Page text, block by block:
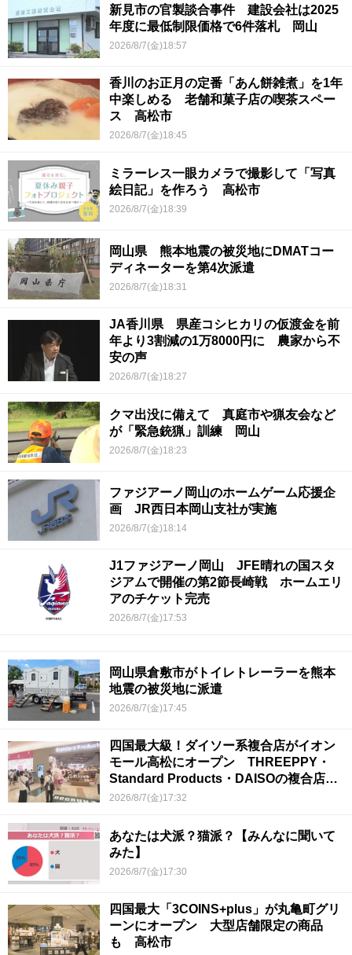
新見市の官製談合事件 建設会社は2025
年度に最低制限価格で6件落札 岡山
2026/8/7(金)18:57
香川のお正月の定番「あん餅雑煮」を1年
中楽しめる 老舗和菓子店の喫茶スペー
ス 高松市
2026/8/7(金)18:45
ミラーレス一眼カメラで撮影して「写真
絵日記」を作ろう 高松市
2026/8/7(金)18:39
岡山県 熊本地震の被災地にDMATコー
ディネーターを第4次派遣
2026/8/7(金)18:31
JA香川県 県産コシヒカリの仮渡金を前
年より3割減の1万8000円に 農家から不
安の声
2026/8/7(金)18:27
クマ出没に備えて 真庭市や猟友会など
が「緊急銃猟」訓練 岡山
2026/8/7(金)18:23
ファジアーノ岡山のホームゲーム応援企
画 JR西日本岡山支社が実施
2026/8/7(金)18:14
J1ファジアーノ岡山 JFE晴れの国スタ
ジアムで開催の第2節長崎戦 ホームエリ
アのチケット完売
2026/8/7(金)17:53
岡山県倉敷市がトイレトレーラーを熊本
地震の被災地に派遣
2026/8/7(金)17:45
四国最大級！ダイソー系複合店がイオン
モール高松にオープン THREEPPY・
Standard Products・DAISOの複合店は
香川県初
2026/8/7(金)17:32
あなたは犬派？猫派？【みんなに聞いて
みた】
2026/8/7(金)17:30
四国最大「3COINS+plus」が丸亀町グリ
ーンにオープン 大型店舗限定の商品
も 高松市